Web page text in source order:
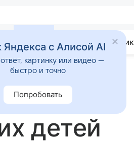
Развитие Почемучка Учебник
детей
Яндекса с Алисой AI
картинку или видео —
быстро и точно
Попробовать